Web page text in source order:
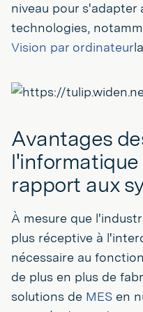
niveau pour s'adapter
technologies,
Vision par ordinateurla
Avantages
rapport aux
À mesure que
plus réceptive à
nécessaire au
de plus en plus de
solutions de MES en